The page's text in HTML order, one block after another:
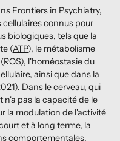
Frontiers in Psychiatry,
connus pour
biologiques, tels que la
(ATP), le métabolisme
l'homéostasie du
ainsi que dans la
Dans le cerveau, qui
n'a pas la capacité de le
la modulation de l'activité
et à long terme, la
comportementales,